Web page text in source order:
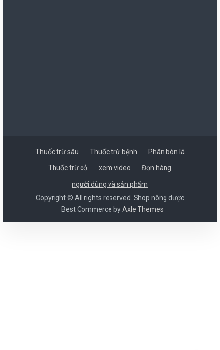
Thuốc trừ sâu Thuốc trừ bệnh Phân bón lá
Thuốc trừ cỏ xem video Đơn hàng
người dùng và sản phẩm
Copyright © All rights reserved. Shop nông dược
Best Commerce byAxle Themes